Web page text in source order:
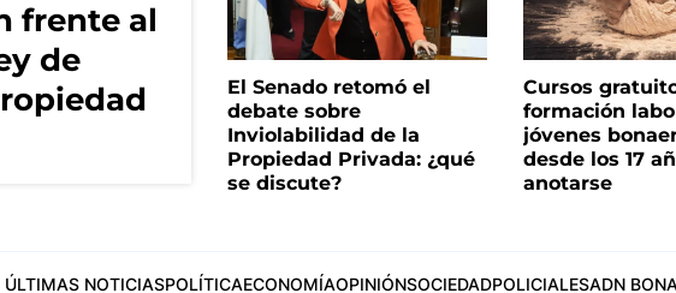
frente al
de
El Senado retomó el
debate sobre
Inviolabilidad de la
Propiedad Privada: ¿qué
se discute?
Cursos
formación
jóvenes
desde los 17
anotarse
ÚLTIMAS NOTICIASPOLÍTICAECONOMÍAOPINIÓNSOCIEDADPOLICIALESADN